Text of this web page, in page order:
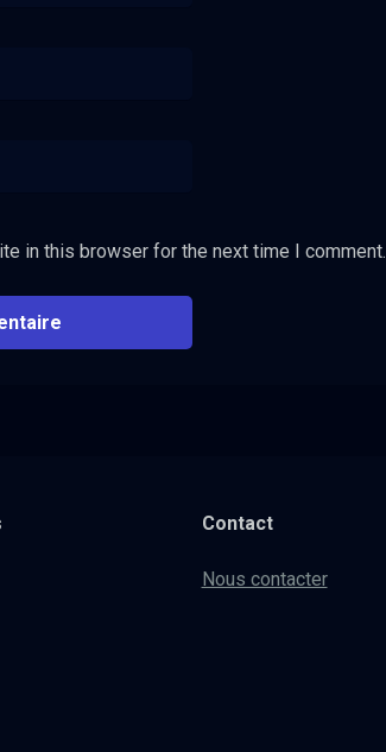
in this browser for the next time I comment.
Contact
Nous contacter